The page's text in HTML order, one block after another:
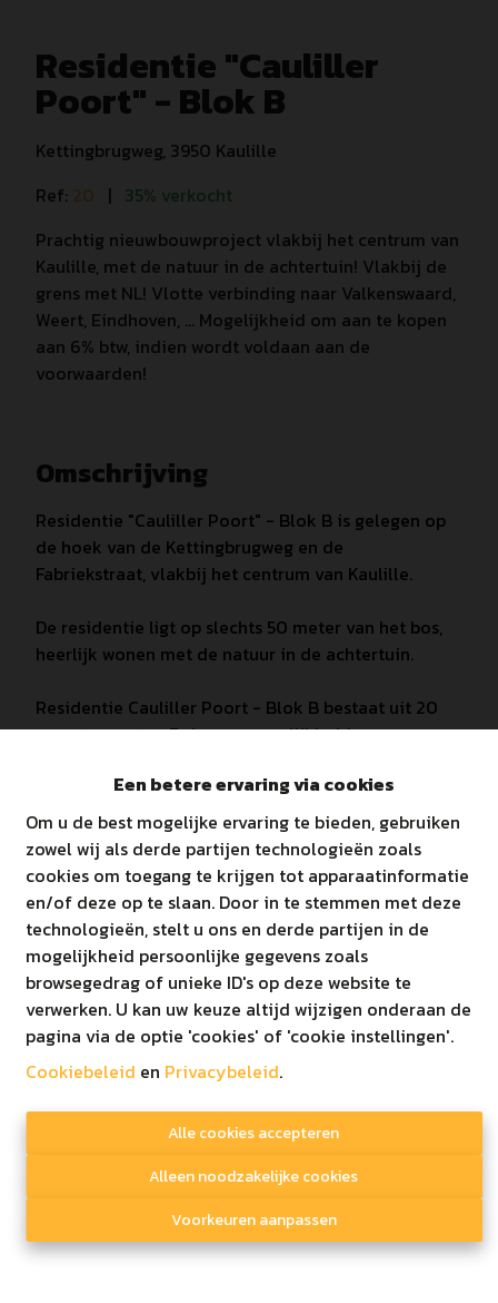
Een betere ervaring via cookies
Om u de best mogelijke ervaring te bieden, gebruiken
zowel wij als derde partijen technologieën zoals
cookies om toegang te krijgen tot apparaatinformatie
en/of deze op te slaan. Door in te stemmen met deze
technologieën, stelt u ons en derde partijen in de
mogelijkheid persoonlijke gegevens zoals
browsegedrag of unieke ID's op deze website te
verwerken. U kan uw keuze altijd wijzigen onderaan de
pagina via de optie 'cookies' of 'cookie instellingen'.
Cookiebeleid en Privacybeleid.
Alle cookies accepteren
Alleen noodzakelijke cookies
Voorkeuren aanpassen
Residentie "Cauliller
Poort" - Blok B
Kettingbrugweg, 3950 Kaulille
Ref: 20 | 35% verkocht
Prachtig nieuwbouwproject vlakbij het centrum van
Kaulille, met de natuur in de achtertuin! Vlakbij de
grens met NL! Vlotte verbinding naar Valkenswaard,
Weert, Eindhoven, ... Mogelijkheid om aan te kopen
aan 6% btw, indien wordt voldaan aan de
voorwaarden!
Omschrijving
Residentie "Cauliller Poort" - Blok B is gelegen op
de hoek van de Kettingbrugweg en de
Fabriekstraat, vlakbij het centrum van Kaulille.
De residentie ligt op slechts 50 meter van het bos,
heerlijk wonen met de natuur in de achtertuin.
Residentie Cauliller Poort - Blok B bestaat uit 20
appartementen. Er is een mogelijkheid om een
staanplaats bij aan te kopen.
Troeven:
Mogelijkheid om aan te kopen aan 6% btw,
indien wordt voldaan aan de
voorwaarden!
Ruime appartementen met 1 tot 3
slaapkamers
Vloerverwarming op warmtepomp
Inspraak in afwerking
Zeer energiezuinig (E-peil < 20)
Vlakbij centrum Kaulille
Gelegen nabij het bos!
Lastenboek te verkrijgen via het kantoor.